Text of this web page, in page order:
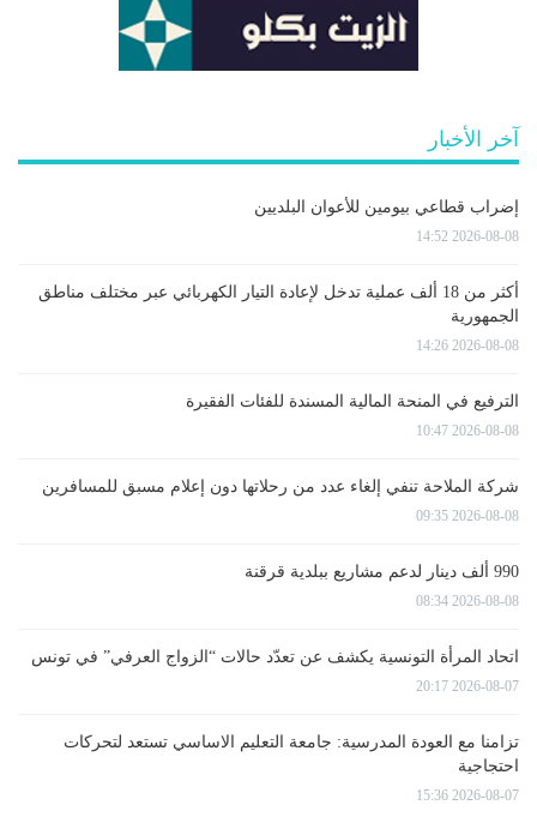
آخر الأخبار
إضراب قطاعي بيومين للأعوان البلديين
2026-08-08 14:52
أكثر من 18 ألف عملية تدخل لإعادة التيار الكهربائي عبر مختلف مناطق
الجمهورية
2026-08-08 14:26
الترفيع في المنحة المالية المسندة للفئات الفقيرة
2026-08-08 10:47
شركة الملاحة تنفي إلغاء عدد من رحلاتها دون إعلام مسبق للمسافرين
2026-08-08 09:35
990 ألف دينار لدعم مشاريع ببلدية قرقنة
2026-08-08 08:34
اتحاد المرأة التونسية يكشف عن تعدّد حالات “الزواج العرفي” في تونس
2026-08-07 20:17
تزامنا مع العودة المدرسية: جامعة التعليم الاساسي تستعد لتحركات
احتجاجية
2026-08-07 15:36